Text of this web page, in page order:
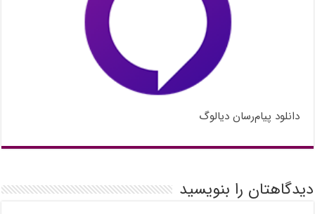
دانلود پیام‌رسان دیالوگ
دیدگاهتان را بنویسید